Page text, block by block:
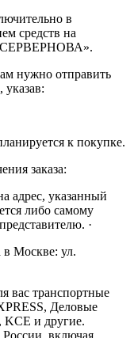
в
средств на
нужно отправить
указав:
к покупке.
заказа:
адрес, указанный
либо самому
·
Москве: ул.
вас транспортные
Деловые
и другие.